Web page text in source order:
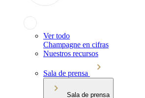
Ver todo
Champagne en cifras
Nuestros recursos
Sala de prensa
Sala de prensa